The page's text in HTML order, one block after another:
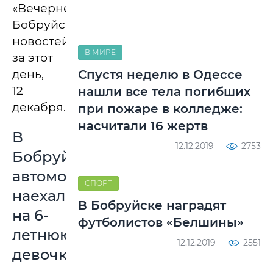
«Вечернего
Бобруйска»,
новостей
за этот
день,
12
декабря.
В
Бобруйске
автомобиль
наехал
на 6-
летнюю
девочку
В МИРЕ
Спустя неделю в Одессе
нашли все тела погибших
при пожаре в колледже:
насчитали 16 жертв
12.12.2019 2753
СПОРТ
В Бобруйске наградят
футболистов «Белшины»
12.12.2019 2551